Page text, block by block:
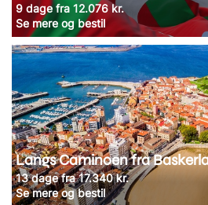
9 dage fra 12.076 kr.
Se mere og bestil
Langs Caminoen fra
13 dage fra 17.340 kr.
Se mere og bestil